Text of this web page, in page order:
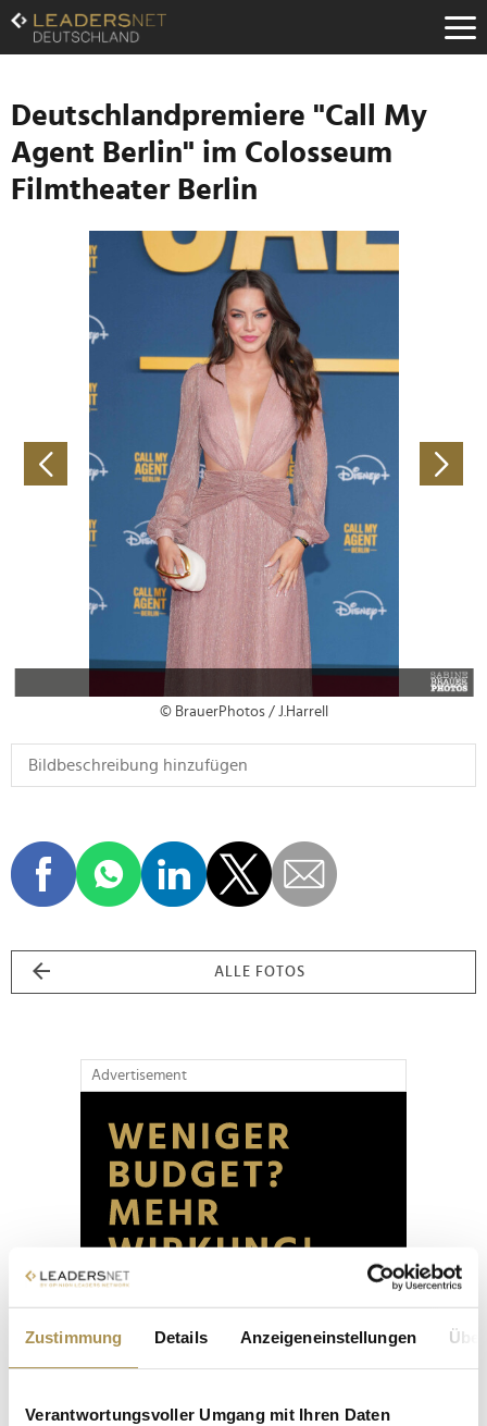
Zustimmung Details Anzeigeneinstellungen
Verantwortungsvoller Umgang mit Ihren Daten
Zum
Inhalt
Zur
Navigation
Zur
Hauptnavigation
Deutschlandpremiere "Call My
Agent Berlin" im Colosseum
Filmtheater Berlin
© BrauerPhotos / J.Harrell
ALLE FOTOS
Advertisement